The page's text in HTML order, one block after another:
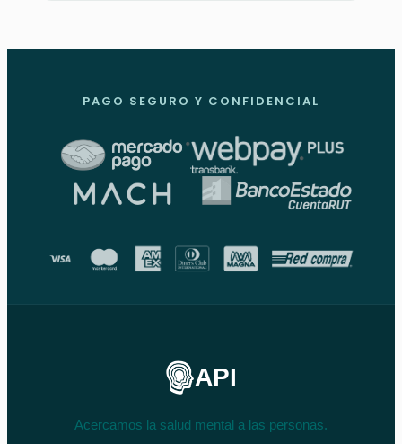
PAGO SEGURO Y CONFIDENCIAL
API
Acercamos la salud mental a las personas.